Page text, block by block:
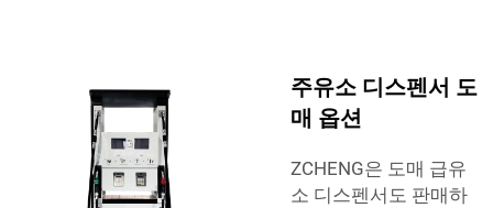
주유소 디스펜서 도
매 옵션
ZCHENG은 도매 급유
소 디스펜서도 판매하